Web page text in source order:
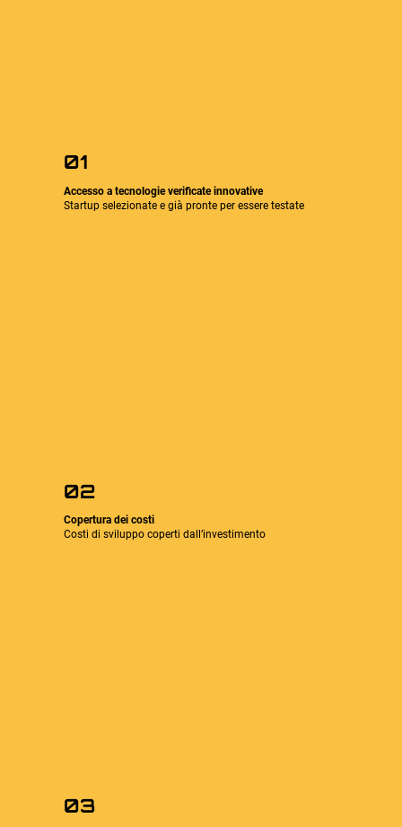
01
Accesso a tecnologie verificate innovative
Startup selezionate e già pronte per essere testate
03
02
Copertura dei costi
Costi di sviluppo coperti dall’investimento